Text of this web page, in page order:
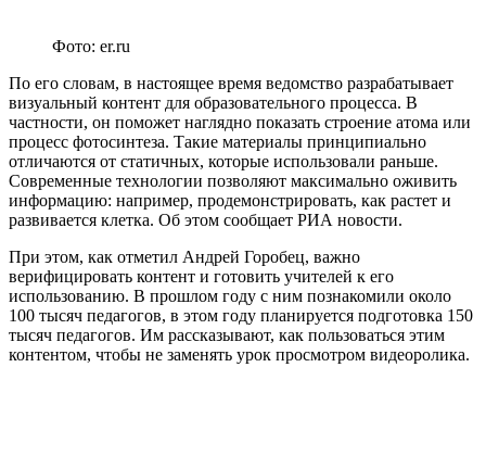
Фото: er.ru
По его словам, в настоящее время ведомство разрабатывает
визуальный контент для образовательного процесса. В
частности, он поможет наглядно показать строение атома или
процесс фотосинтеза. Такие материалы принципиально
отличаются от статичных, которые использовали раньше.
Современные технологии позволяют максимально оживить
информацию: например, продемонстрировать, как растет и
развивается клетка. Об этом сообщает РИА новости.
При этом, как отметил Андрей Горобец, важно
верифицировать контент и готовить учителей к его
использованию. В прошлом году с ним познакомили около
100 тысяч педагогов, в этом году планируется подготовка 150
тысяч педагогов. Им рассказывают, как пользоваться этим
контентом, чтобы не заменять урок просмотром видеоролика.